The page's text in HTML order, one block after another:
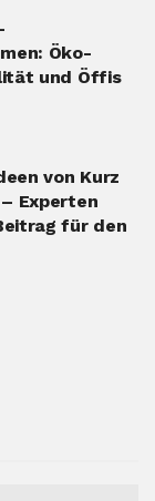
Öko-
und Öffis
von Kurz
Experten
für den